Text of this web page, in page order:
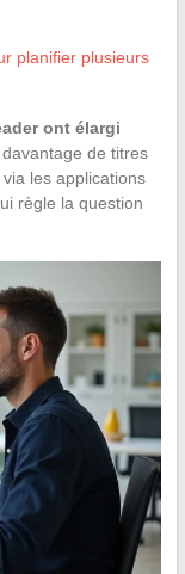
planifier plusieurs
ont élargi
davantage de titres
les applications
règle la question